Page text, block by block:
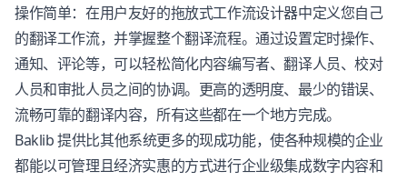
操作简单：在用户友好的拖放式工作流设计器中定义您自己
的翻译工作流，并掌握整个翻译流程。通过设置定时操作、
通知、评论等，可以轻松简化内容编写者、翻译人员、校对
人员和审批人员之间的协调。更高的透明度、最少的错误、
流畅可靠的翻译内容，所有这些都在一个地方完成。
Baklib 提供比其他系统更多的现成功能，使各种规模的企业
都能以可管理且经济实惠的方式进行企业级集成数字内容和